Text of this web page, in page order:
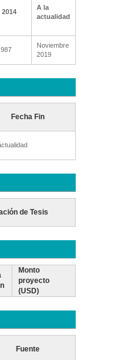
A la
actualidad
Noviembre
2019
Fecha Fin
de Tesis
Monto
proyecto
(USD)
Fuente